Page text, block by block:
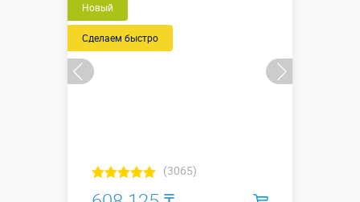
Больше деталей →
Новый
Сделаем быстро
(3065)